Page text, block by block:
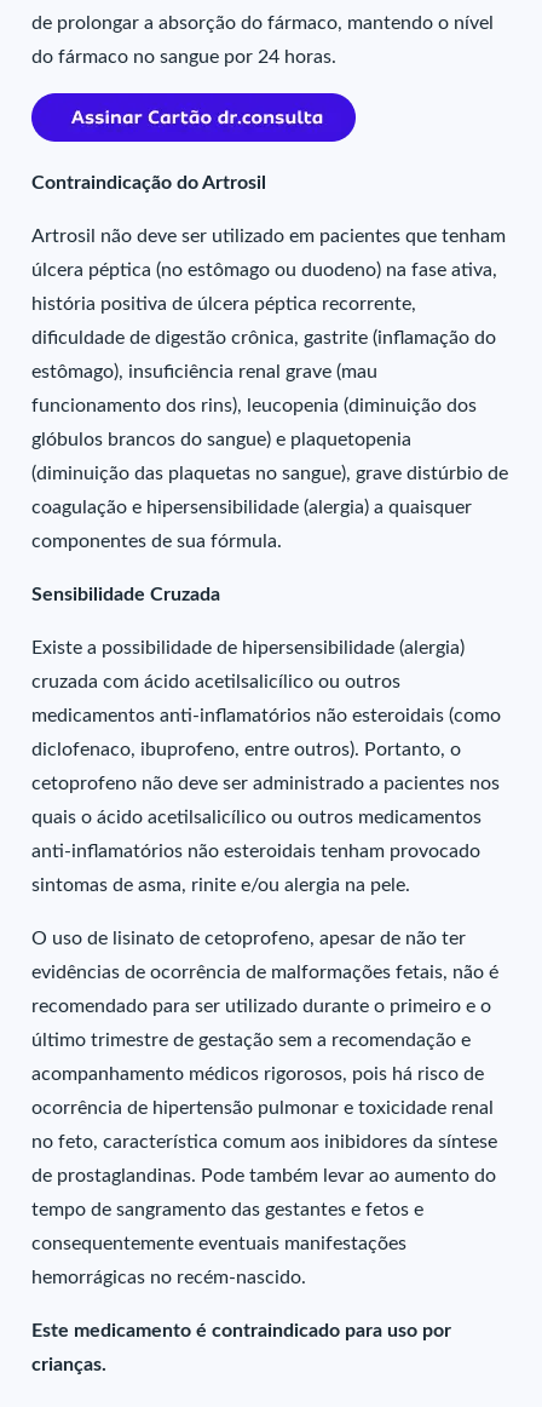
de prolongar a absorção do fármaco, mantendo o nível
do fármaco no sangue por 24 horas.
Contraindicação do Artrosil
Artrosil não deve ser utilizado em pacientes que tenham
úlcera péptica (no estômago ou duodeno) na fase ativa,
história positiva de úlcera péptica recorrente,
dificuldade de digestão crônica, gastrite (inflamação do
estômago), insuficiência renal grave (mau
funcionamento dos rins), leucopenia (diminuição dos
glóbulos brancos do sangue) e plaquetopenia
(diminuição das plaquetas no sangue), grave distúrbio de
coagulação e hipersensibilidade (alergia) a quaisquer
componentes de sua fórmula.
Sensibilidade Cruzada
Existe a possibilidade de hipersensibilidade (alergia)
cruzada com ácido acetilsalicílico ou outros
medicamentos anti-inflamatórios não esteroidais (como
diclofenaco, ibuprofeno, entre outros). Portanto, o
cetoprofeno não deve ser administrado a pacientes nos
quais o ácido acetilsalicílico ou outros medicamentos
anti-inflamatórios não esteroidais tenham provocado
sintomas de asma, rinite e/ou alergia na pele.
O uso de lisinato de cetoprofeno, apesar de não ter
evidências de ocorrência de malformações fetais, não é
recomendado para ser utilizado durante o primeiro e o
último trimestre de gestação sem a recomendação e
acompanhamento médicos rigorosos, pois há risco de
ocorrência de hipertensão pulmonar e toxicidade renal
no feto, característica comum aos inibidores da síntese
de prostaglandinas. Pode também levar ao aumento do
tempo de sangramento das gestantes e fetos e
consequentemente eventuais manifestações
hemorrágicas no recém-nascido.
Este medicamento é contraindicado para uso por
crianças.